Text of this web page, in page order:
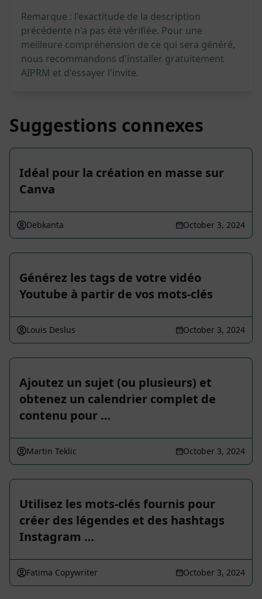
Remarque : l'exactitude de la description
précédente n'a pas été vérifiée. Pour une
meilleure compréhension de ce qui sera généré,
nous recommandons d'installer gratuitement
AIPRM et d'essayer l'invite.
Suggestions connexes
Idéal pour la création en masse sur
Canva
Debkanta October 3, 2024
Générez les tags de votre vidéo
Youtube à partir de vos mots-clés
Louis Deslus October 3, 2024
Ajoutez un sujet (ou plusieurs) et
obtenez un calendrier complet de
contenu pour …
Martin Teklic October 3, 2024
Utilisez les mots-clés fournis pour
créer des légendes et des hashtags
Instagram …
Fatima Copywriter October 3, 2024